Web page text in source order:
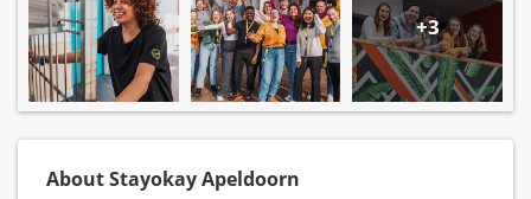
+3
About Stayokay Apeldoorn